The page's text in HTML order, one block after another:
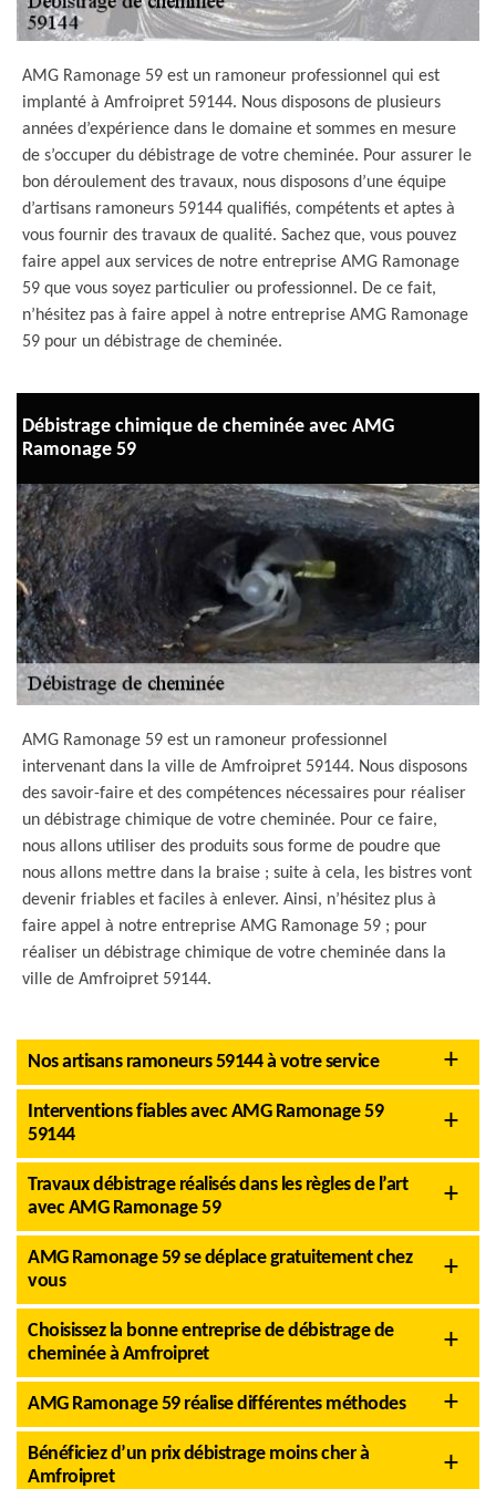
AMG Ramonage 59 est un ramoneur professionnel qui est
implanté à Amfroipret 59144. Nous disposons de plusieurs
années d’expérience dans le domaine et sommes en mesure
de s’occuper du débistrage de votre cheminée. Pour assurer le
bon déroulement des travaux, nous disposons d’une équipe
d’artisans ramoneurs 59144 qualifiés, compétents et aptes à
vous fournir des travaux de qualité. Sachez que, vous pouvez
faire appel aux services de notre entreprise AMG Ramonage
59 que vous soyez particulier ou professionnel. De ce fait,
n’hésitez pas à faire appel à notre entreprise AMG Ramonage
59 pour un débistrage de cheminée.
Débistrage chimique de cheminée avec AMG
Ramonage 59
AMG Ramonage 59 est un ramoneur professionnel
intervenant dans la ville de Amfroipret 59144. Nous disposons
des savoir-faire et des compétences nécessaires pour réaliser
un débistrage chimique de votre cheminée. Pour ce faire,
nous allons utiliser des produits sous forme de poudre que
nous allons mettre dans la braise ; suite à cela, les bistres vont
devenir friables et faciles à enlever. Ainsi, n’hésitez plus à
faire appel à notre entreprise AMG Ramonage 59 ; pour
réaliser un débistrage chimique de votre cheminée dans la
ville de Amfroipret 59144.
Nos artisans ramoneurs 59144 à votre service
Interventions fiables avec AMG Ramonage 59
59144
Travaux débistrage réalisés dans les règles de l’art
avec AMG Ramonage 59
AMG Ramonage 59 se déplace gratuitement chez
vous
Choisissez la bonne entreprise de débistrage de
cheminée à Amfroipret
AMG Ramonage 59 réalise différentes méthodes
Bénéficiez d’un prix débistrage moins cher à
Amfroipret